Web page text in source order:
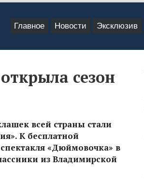
Главное Новости Эксклюзив
сезон
всей страны стали
К бесплатной
«Дюймовочка» в
из Владимирской